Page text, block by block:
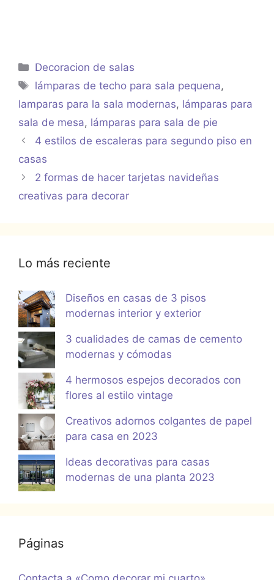
Categorías
Decoracion de salas
Etiquetas
lámparas de techo para sala pequena,
lamparas para la sala modernas, lámparas para
sala de mesa, lámparas para sala de pie
4 estilos de escaleras para segundo piso en
casas
2 formas de hacer tarjetas navideñas
creativas para decorar
Lo más reciente
Diseños en casas de 3 pisos
modernas interior y exterior
3 cualidades de camas de cemento
modernas y cómodas
4 hermosos espejos decorados con
flores al estilo vintage
Creativos adornos colgantes de papel
para casa en 2023
Ideas decorativas para casas
modernas de una planta 2023
Páginas